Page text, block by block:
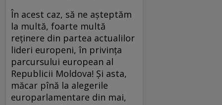
În acest caz, să ne aşteptăm
la multă, foarte multă
reţinere din partea actualilor
lideri europeni, în privinţa
parcursului european al
Republicii Moldova! Şi asta,
măcar pînă la alegerile
europarlamentare din mai,